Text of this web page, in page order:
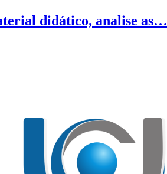
didático, analise as…